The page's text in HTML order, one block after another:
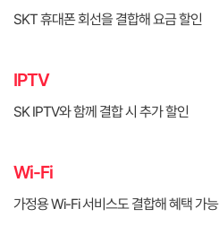
SKT 휴대폰 회선을 결합해 요금 할인
IPTV
SK IPTV와 함께 결합 시 추가 할인
Wi-Fi
가정용 Wi-Fi 서비스도 결합해 혜택 가능